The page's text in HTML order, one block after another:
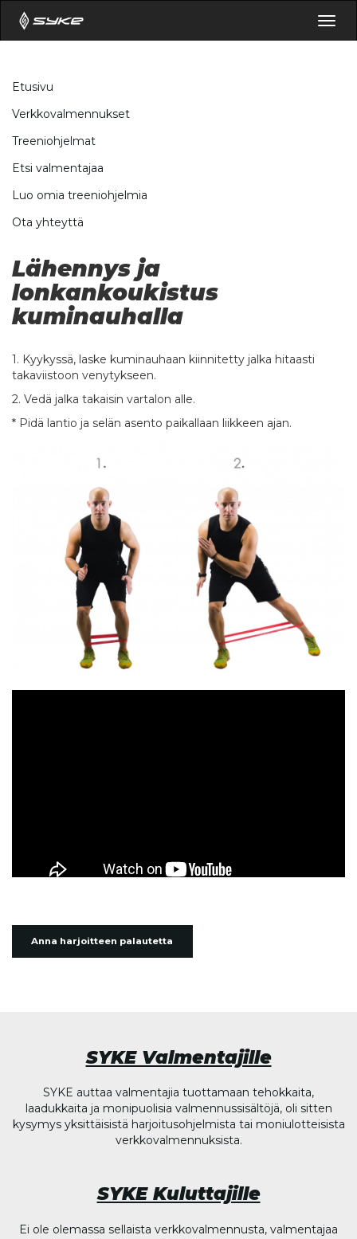
Etusivu
Verkkovalmennukset
Treeniohjelmat
Etsi valmentajaa
Luo omia treeniohjelmia
Ota yhteyttä
Lähennys ja
lonkankoukistus
kuminauhalla
1. Kyykyssä, laske kuminauhaan kiinnitetty jalka hitaasti
takaviistoon venytykseen.
2. Vedä jalka takaisin vartalon alle.
* Pidä lantio ja selän asento paikallaan liikkeen ajan.
Anna harjoitteen palautetta
SYKE Valmentajille
SYKE auttaa valmentajia tuottamaan tehokkaita,
laadukkaita ja monipuolisia valmennussisältöjä, oli sitten
kysymys yksittäisistä harjoitusohjelmista tai moniulotteisista
verkkovalmennuksista.
SYKE Kuluttajille
Ei ole olemassa sellaista verkkovalmennusta, valmentajaa